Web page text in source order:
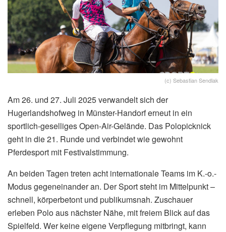
(c) Sebastian Sendlak
Am 26. und 27. Juli 2025 verwandelt sich der
Hugerlandshofweg in Münster-Handorf erneut in ein
sportlich-geselliges Open-Air-Gelände. Das Polopicknick
geht in die 21. Runde und verbindet wie gewohnt
Pferdesport mit Festivalstimmung.
An beiden Tagen treten acht internationale Teams im K.-o.-
Modus gegeneinander an. Der Sport steht im Mittelpunkt –
schnell, körperbetont und publikumsnah. Zuschauer
erleben Polo aus nächster Nähe, mit freiem Blick auf das
Spielfeld. Wer keine eigene Verpflegung mitbringt, kann